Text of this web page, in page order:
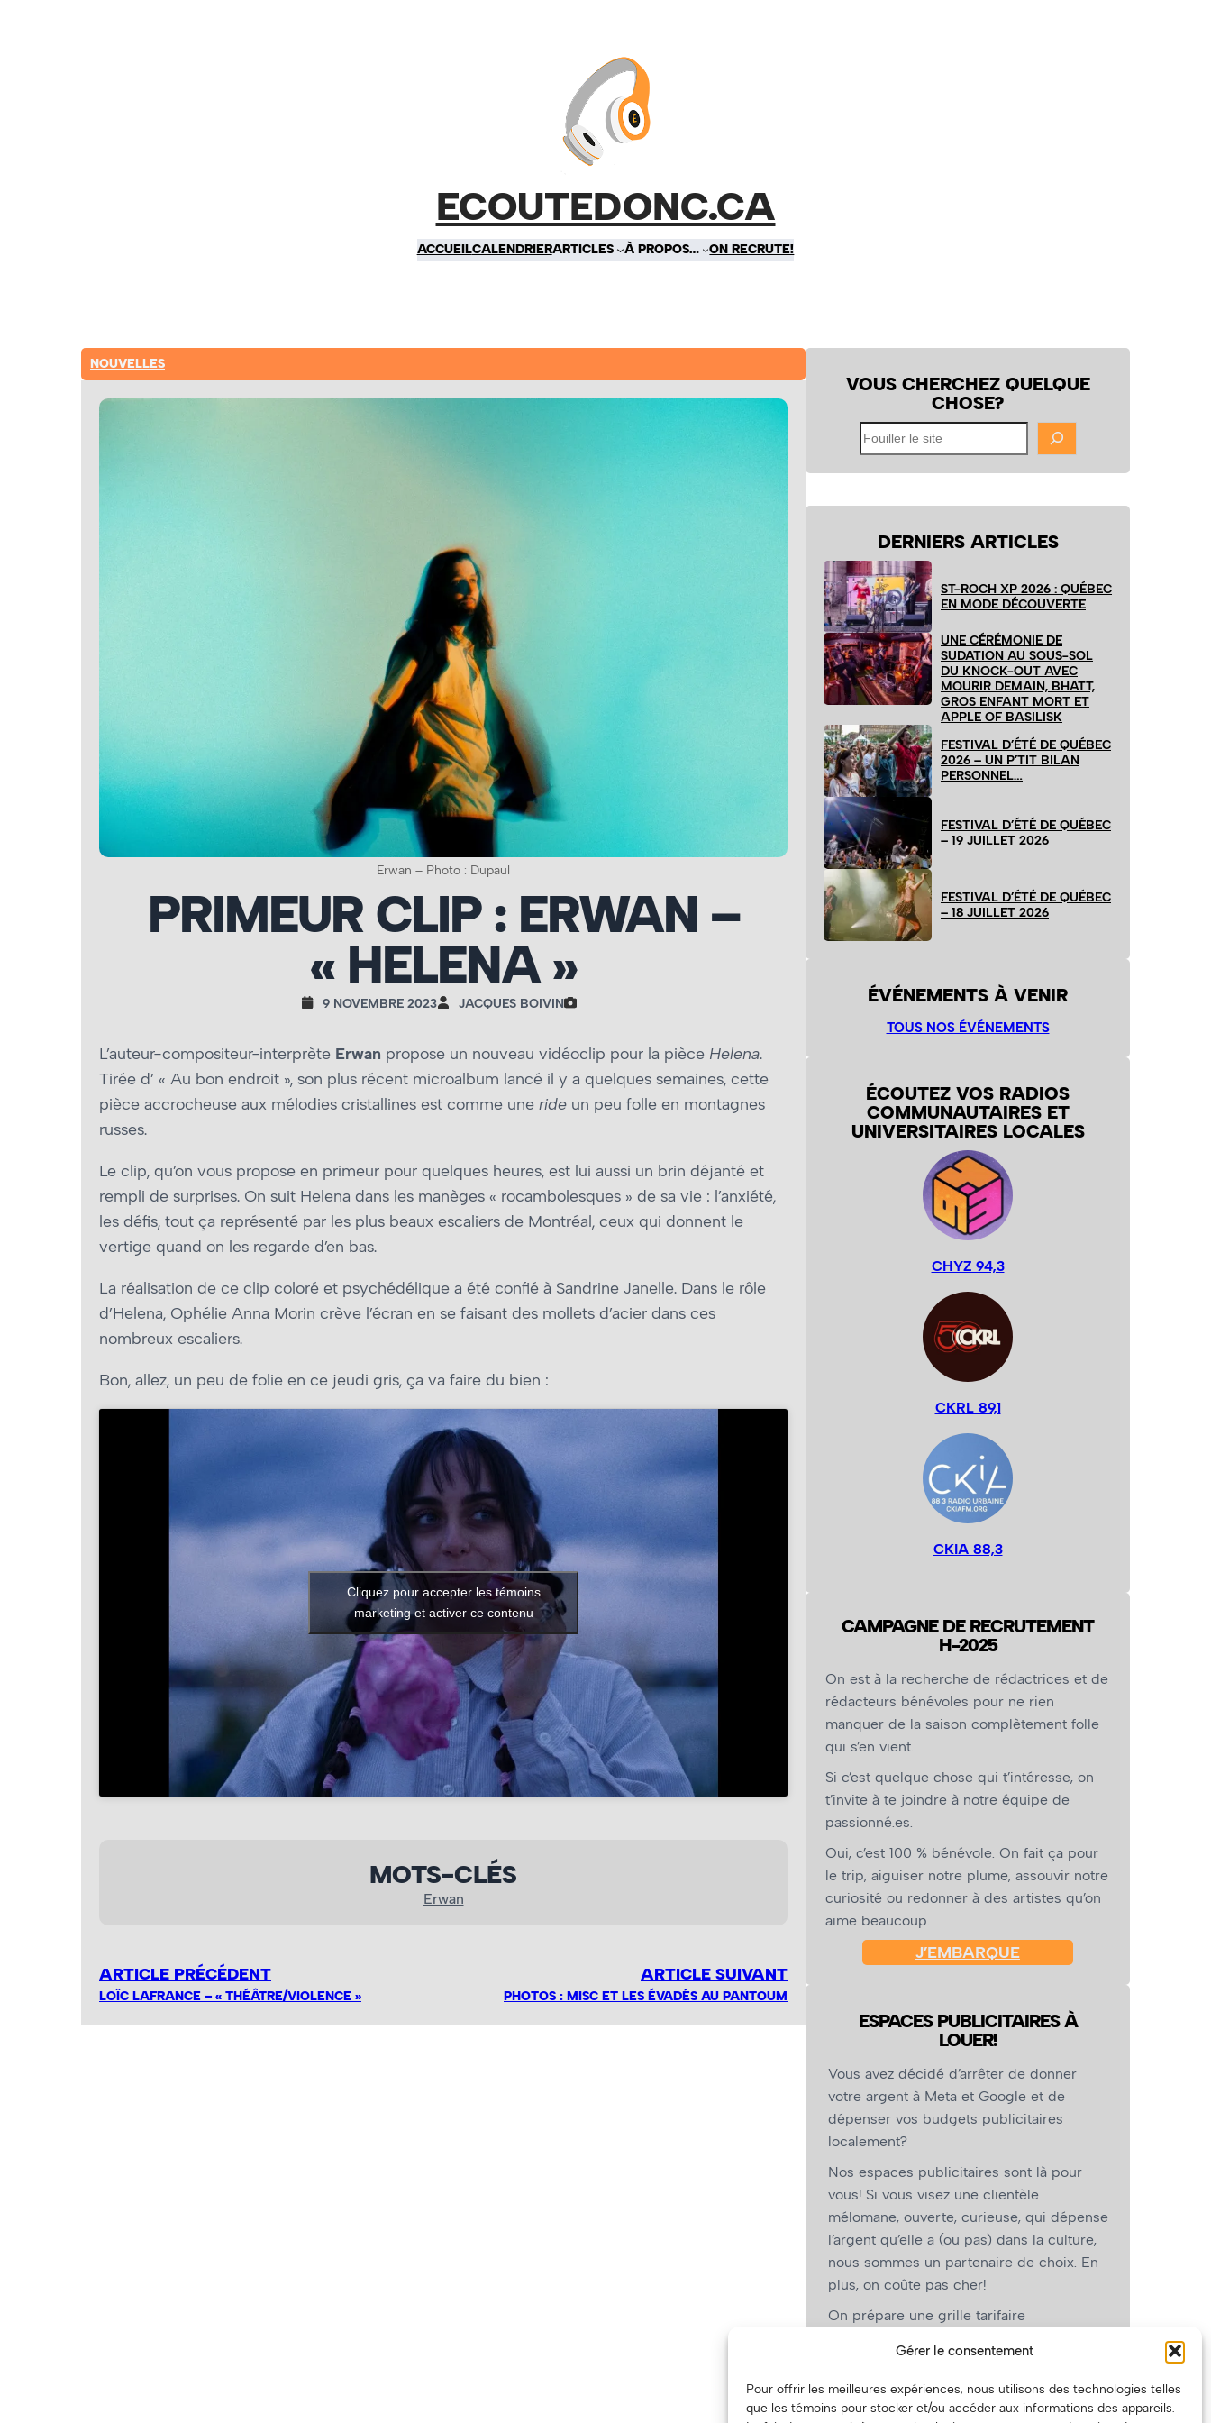
Gérer le consentement
Pour offrir les meilleures expériences, nous utilisons des technologies telles
que les témoins pour stocker et/ou accéder aux informations des appareils.
ECOUTEDONC.CA
ACCUEILCALENDRIERARTICLES À PROPOS… ON RECRUTE!
NOUVELLES
Erwan – Photo : Dupaul
PRIMEUR CLIP : ERWAN –
« HELENA »
9 NOVEMBRE 2023 JACQUES BOIVIN
L’auteur-compositeur-interprète Erwan propose un nouveau vidéoclip pour la pièce Helena.
Tirée d’ « Au bon endroit », son plus récent microalbum lancé il y a quelques semaines, cette
pièce accrocheuse aux mélodies cristallines est comme une ride un peu folle en montagnes
russes.
Le clip, qu’on vous propose en primeur pour quelques heures, est lui aussi un brin déjanté et
rempli de surprises. On suit Helena dans les manèges « rocambolesques » de sa vie : l’anxiété,
les défis, tout ça représenté par les plus beaux escaliers de Montréal, ceux qui donnent le
vertige quand on les regarde d’en bas.
La réalisation de ce clip coloré et psychédélique a été confié à Sandrine Janelle. Dans le rôle
d’Helena, Ophélie Anna Morin crève l’écran en se faisant des mollets d’acier dans ces
nombreux escaliers.
Bon, allez, un peu de folie en ce jeudi gris, ça va faire du bien :
Cliquez pour accepter les témoins
marketing et activer ce contenu
MOTS-CLÉS
Erwan
ARTICLE PRÉCÉDENT
LOÏC LAFRANCE – « THÉÂTRE/VIOLENCE »
ARTICLE SUIVANT
PHOTOS : MISC ET LES ÉVADÉS AU PANTOUM
VOUS CHERCHEZ QUELQUE
CHOSE?
Fouiller
le
site
DERNIERS ARTICLES
ST-ROCH XP 2026 : QUÉBEC
EN MODE DÉCOUVERTE
UNE CÉRÉMONIE DE
SUDATION AU SOUS-SOL
DU KNOCK-OUT AVEC
MOURIR DEMAIN, BHATT,
GROS ENFANT MORT ET
APPLE OF BASILISK
FESTIVAL D’ÉTÉ DE QUÉBEC
2026 – UN P’TIT BILAN
PERSONNEL…
FESTIVAL D’ÉTÉ DE QUÉBEC
– 19 JUILLET 2026
FESTIVAL D’ÉTÉ DE QUÉBEC
– 18 JUILLET 2026
ÉVÉNEMENTS À VENIR
TOUS NOS ÉVÉNEMENTS
ÉCOUTEZ VOS RADIOS
COMMUNAUTAIRES ET
UNIVERSITAIRES LOCALES
CHYZ 94,3
CKRL 89,1
CKIA 88,3
CAMPAGNE DE RECRUTEMENT
H-2025
On est à la recherche de rédactrices et de
rédacteurs bénévoles pour ne rien
manquer de la saison complètement folle
qui s’en vient.
Si c’est quelque chose qui t’intéresse, on
t’invite à te joindre à notre équipe de
passionné.es.
Oui, c’est 100 % bénévole. On fait ça pour
le trip, aiguiser notre plume, assouvir notre
curiosité ou redonner à des artistes qu’on
aime beaucoup.
J’EMBARQUE
ESPACES PUBLICITAIRES À
LOUER!
Vous avez décidé d’arrêter de donner
votre argent à Meta et Google et de
dépenser vos budgets publicitaires
localement?
Nos espaces publicitaires sont là pour
vous! Si vous visez une clientèle
mélomane, ouverte, curieuse, qui dépense
l’argent qu’elle a (ou pas) dans la culture,
nous sommes un partenaire de choix. En
plus, on coûte pas cher!
On prépare une grille tarifaire
vous, les artistes!)